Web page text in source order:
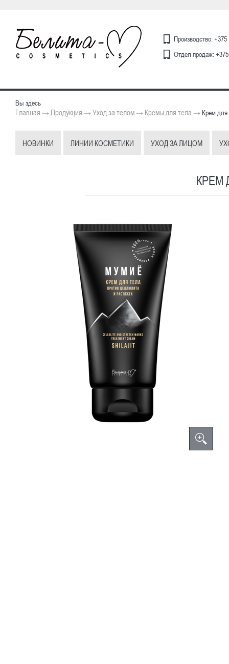
Производство:
Отдел продаж:
Вы здесь
Главная → Продукция →Уход за телом→ Кремы для тела → Крем для
НОВИНКИ ЛИНИИ КОСМЕТИКИ УХОД ЗА ЛИЦОМ
КРЕМ